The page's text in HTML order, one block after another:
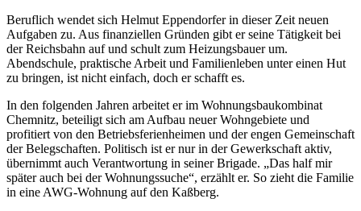
Beruflich wendet sich Helmut Eppendorfer in dieser Zeit neuen
Aufgaben zu. Aus finanziellen Gründen gibt er seine Tätigkeit bei
der Reichsbahn auf und schult zum Heizungsbauer um.
Abendschule, praktische Arbeit und Familienleben unter einen Hut
zu bringen, ist nicht einfach, doch er schafft es.
In den folgenden Jahren arbeitet er im Wohnungsbaukombinat
Chemnitz, beteiligt sich am Aufbau neuer Wohngebiete und
profitiert von den Betriebsferienheimen und der engen Gemeinschaft
der Belegschaften. Politisch ist er nur in der Gewerkschaft aktiv,
übernimmt auch Verantwortung in seiner Brigade. „Das half mir
später auch bei der Wohnungssuche“, erzählt er. So zieht die Familie
in eine AWG-Wohnung auf den Kaßberg.